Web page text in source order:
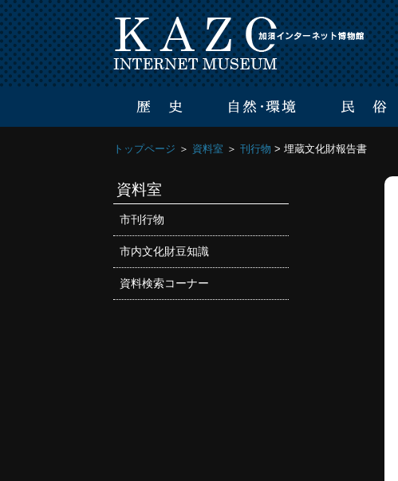
トップページ ＞ 資料室 ＞ 刊行物 > 埋蔵文化財報告書
資料室
市刊行物
市内文化財豆知識
資料検索コーナー